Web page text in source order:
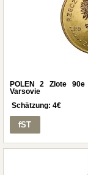
POLEN 2 Zlote
Varsovie
Schätzung: 4€
fST